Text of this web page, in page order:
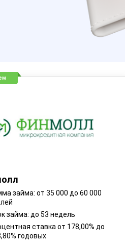
займа: от 35 000 до 60 000
займа: до 53 недель
ставка от 178,00% до
годовых